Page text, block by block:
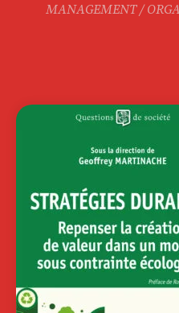
MANAGEMENT /